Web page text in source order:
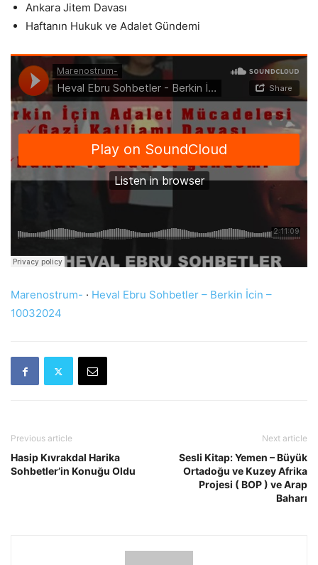
Ankara Jitem Davası
Haftanın Hukuk ve Adalet Gündemi
Marenostrum- · Heval Ebru Sohbetler – Berkin İcin –
10032024
Previous article
Hasip Kıvrakdal Harika
Sohbetler’in Konuğu Oldu
Next article
Sesli Kitap: Yemen – Büyük
Ortadoğu ve Kuzey Afrika
Projesi ( BOP ) ve Arap
Baharı